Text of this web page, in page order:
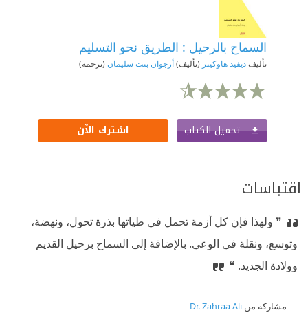
السماح بالرحيل : الطريق نحو التسليم
تأليفديفيد هاوكينز (تأليف)أرجوان بنت سليمان (ترجمة)
تحميل الكتاب اشترك الآن
اقتباسات
❞ ولهذا فإن كل أزمة تحمل في طياتها بذرة تحول، ونهضة،
وتوسع، ونقلة في الوعي. بالإضافة إلى السماح برحيل القديم
وولادة الجديد.⁠‫ ❝
مشاركة من Dr. Zahraa Ali